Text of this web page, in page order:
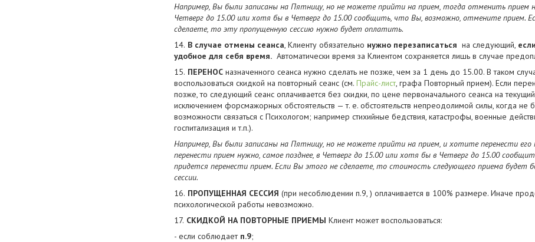
Например, Вы были записаны на Пятницу, но не можете прийти на прием, тогда отменить прием
Четверг до 15.00 или хотя бы в Четверг до 15.00 сообщить, что Вы, возможно, отмените прием.
сделаете, то эту пропущенную сессию нужно будет оплатить.
В случае отмены сеанса , Клиенту обязательно нужно перезаписаться на следующий,
удобное для себя время. Автоматически время за Клиентом сохраняется лишь в случае
ПЕРЕНОС назначенного сеанса нужно сделать не позже, чем за 1 день до 15.00. В таком
воспользоваться скидкой на повторный сеанс (см. Прайс-лист, графа Повторный прием). Если
позже, то следующий сеанс оплачивается без скидки, по цене первоначального сеанса на
исключением форсмажорных обстоятельств — т. е. обстоятельств непреодолимой силы, когда не
возможности связаться с Психологом; например стихийные бедствия, катастрофы, военные
госпитализация и т.п.).
Например, Вы были записаны на Пятницу, но не можете прийти на прием, и хотите перенести его
перенести прием нужно, самое позднее, в Четверг до 15.00 или хотя бы в Четверг до 15.00
придется перенести прием. Если Вы этого не сделаете, то стоимость следующего приема будет
сессии.
ПРОПУЩЕННАЯ СЕССИЯ (при несоблюдении п.9, ) оплачивается в 100% размере. Иначе
психологической работы невозможно.
СКИДКОЙ НА ПОВТОРНЫЕ ПРИЕМЫ Клиент может воспользоваться:
- если соблюдает п.9;